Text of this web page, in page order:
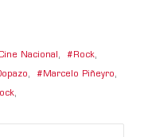
Nacional , Rock,
, Marcelo Piñeyro,
,